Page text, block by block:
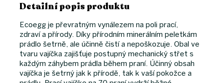
Detailní popis produktu
Ecoegg je převratným vynálezem na poli prací,
zdraví a přírody. Díky přírodním minerálním peletkám
prádlo šetrně, ale účinně čistí a nepoškozuje. Obal ve
tvaru vajíčka zajišťuje postupný mechanický střet s
každým záhybem prádla během praní. Účinný obsah
vajíčka je šetrný jak k přírodě, tak k vaší pokožce a